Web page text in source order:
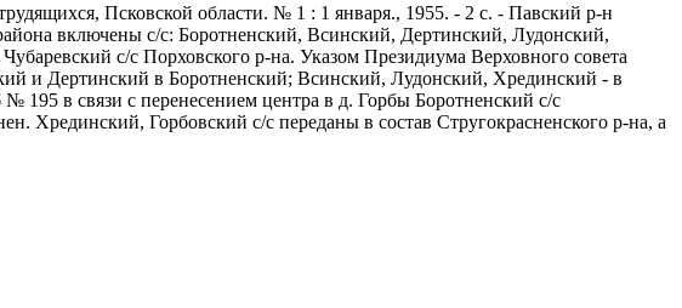
Псковской области. № 1 : 1 января., 1955. - 2 с. - Павский р-н
включены с/с: Боротненский, Всинский, Дертинский, Лудонский,
с/с Порховского р-на. Указом Президиума Верховного совета
и Дертинский в Боротненский; Всинский, Лудонский, Хрединский - в
в связи с перенесением центра в д. Горбы Боротненский с/с
Хрединский, Горбовский с/с переданы в состав Стругокрасненского р-на, а